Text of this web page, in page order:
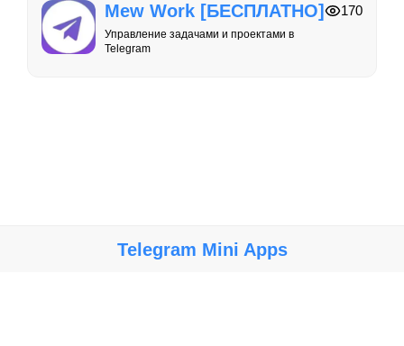
Mew Work [БЕСПЛАТНО]
Управление задачами и проектами в
Telegram
170
Telegram Mini Apps